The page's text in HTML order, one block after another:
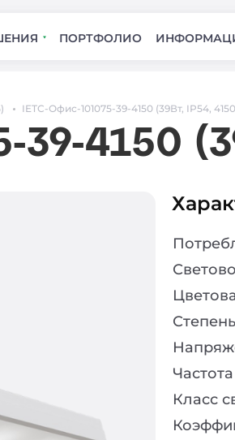
ПОРТФОЛИО
IETC-Офис-101075-39-4150 (39Вт, IP54,
39-4150
Класс